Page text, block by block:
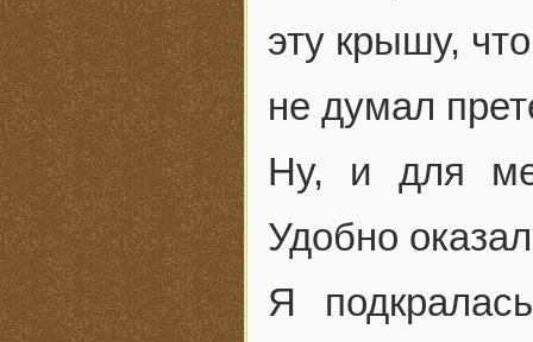
эту крышу,
не думал
Ну, и для
Удобно
Я